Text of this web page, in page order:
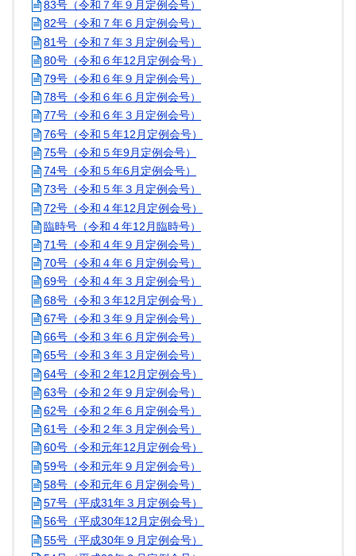
83号（令和７年９月定例会号）
82号（令和７年６月定例会号）
81号（令和７年３月定例会号）
80号（令和６年12月定例会号）
79号（令和６年９月定例会号）
78号（令和６年６月定例会号）
77号（令和６年３月定例会号）
76号（令和５年12月定例会号）
75号（令和５年9月定例会号）
74号（令和５年6月定例会号）
73号（令和５年３月定例会号）
72号（令和４年12月定例会号）
臨時号（令和４年12月臨時号）
71号（令和４年９月定例会号）
70号（令和４年６月定例会号）
69号（令和４年３月定例会号）
68号（令和３年12月定例会号）
67号（令和３年９月定例会号）
66号（令和３年６月定例会号）
65号（令和３年３月定例会号）
64号（令和２年12月定例会号）
63号（令和２年９月定例会号）
62号（令和２年６月定例会号）
61号（令和２年３月定例会号）
60号（令和元年12月定例会号）
59号（令和元年９月定例会号）
58号（令和元年６月定例会号）
57号（平成31年３月定例会号）
56号（平成30年12月定例会号）
55号（平成30年９月定例会号）